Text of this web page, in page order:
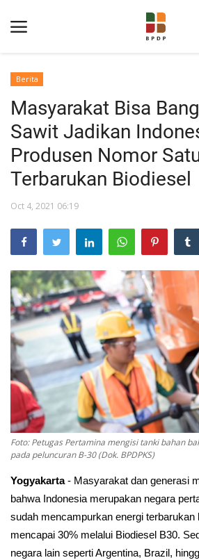
Informasi Publik
Program Layanan
Berita
Pengumuman
Tentang Sawit
Riset
Hubungi Kami
Indonesia
Berita
Masyarakat Bisa
Sawit Jadikan
Produsen Nomor
Terbarukan Biodiesel
Oct 4, 2021 06:19
Foto: Petugas Pertamina mengisi tanki bahan
pada peluncuran B-30 (Dok. BPDPKS)
Yogyakarta- Masyarakat dan generasi
bahwa Indonesia merupakan negara
sudah mencampurkan energi
mencapai 30% melalui Biodiesel B30.
negara lain seperti Argentina, Brazil,